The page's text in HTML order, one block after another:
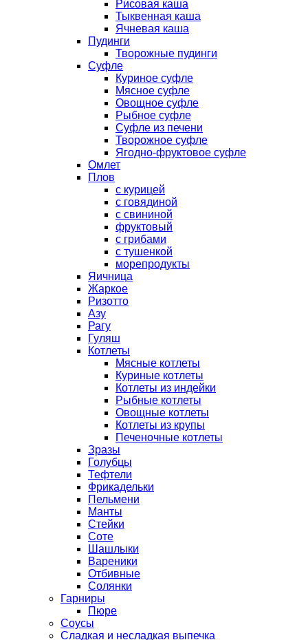
Рисовая каша
Тыквенная каша
Ячневая каша
Пудинги
Творожные пудинги
Суфле
Куриное суфле
Мясное суфле
Овощное суфле
Рыбное суфле
Суфле из печени
Творожное суфле
Ягодно-фруктовое суфле
Омлет
Плов
с курицей
с говядиной
с свининой
фруктовый
с грибами
с тушенкой
морепродукты
Яичница
Жаркое
Ризотто
Азу
Рагу
Гуляш
Котлеты
Мясные котлеты
Куриные котлеты
Котлеты из индейки
Рыбные котлеты
Овощные котлеты
Котлеты из крупы
Печеночные котлеты
Зразы
Голубцы
Тефтели
Фрикадельки
Пельмени
Манты
Стейки
Соте
Шашлыки
Вареники
Отбивные
Солянки
Гарниры
Пюре
Соусы
Сладкая и несладкая выпечка